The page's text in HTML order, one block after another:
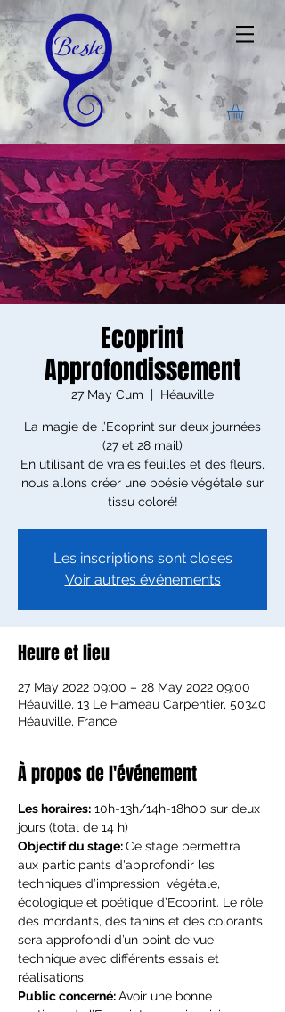
Ecoprint
Approfondissement
27 May Cum
  |
Héauville
La magie de l’Ecoprint sur deux journées
(27 et 28 mail)
En utilisant de vraies feuilles et des fleurs,
nous allons créer une poésie végétale sur
tissu coloré!
Les inscriptions sont closes
Voir autres événements
Heure et lieu
27 May 2022 09:00 – 28 May 2022 09:00
Héauville, 13 Le Hameau Carpentier, 50340
Héauville, France
À propos de l'événement
Les horaires: 10h-13h/14h-18h00 sur deux
jours (total de 14 h)
Objectif du stage: Ce stage permettra
aux participants d'approfondir les
techniques d’impression  végétale,
écologique et poétique d’Ecoprint. Le rôle
des mordants, des tanins et des colorants
sera approfondi d’un point de vue
technique avec différents essais et
réalisations.
Public concerné: Avoir une bonne